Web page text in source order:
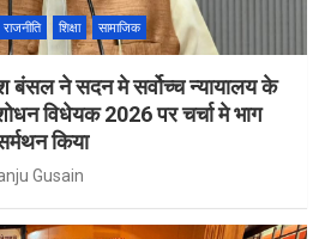
राजनीति शिक्षा सामाजिक
बंसल ने सदन मे सर्वोच्च न्यायालय के
विधेयक 2026 पर चर्चा मे भाग
किया
Gusain